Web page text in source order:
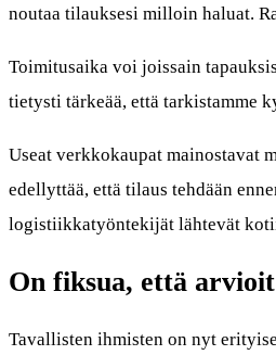
noutaa tilauksesi milloin haluat.
Toimitusaika voi joissain
tietysti tärkeää, että tarkistamme
Useat verkkokaupat mainostavat
edellyttää, että tilaus tehdään
logistiikkatyöntekijät lähtevät
On fiksua, että
Tavallisten ihmisten on nyt